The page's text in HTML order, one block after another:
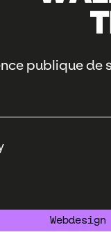
publique de